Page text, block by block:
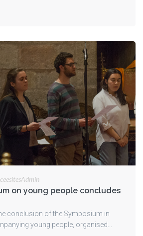
on young people concludes
conclusion of the Symposium in
young people, organised...